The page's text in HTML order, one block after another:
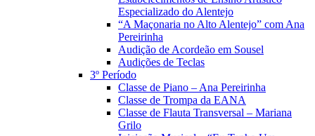
Especializado do Alentejo
“A Maçonaria no Alto Alentejo” com Ana
Pereirinha
Audição de Acordeão em Sousel
Audições de Teclas
3º Período
Classe de Piano – Ana Pereirinha
Classe de Trompa da EANA
Classe de Flauta Transversal – Mariana
Grilo